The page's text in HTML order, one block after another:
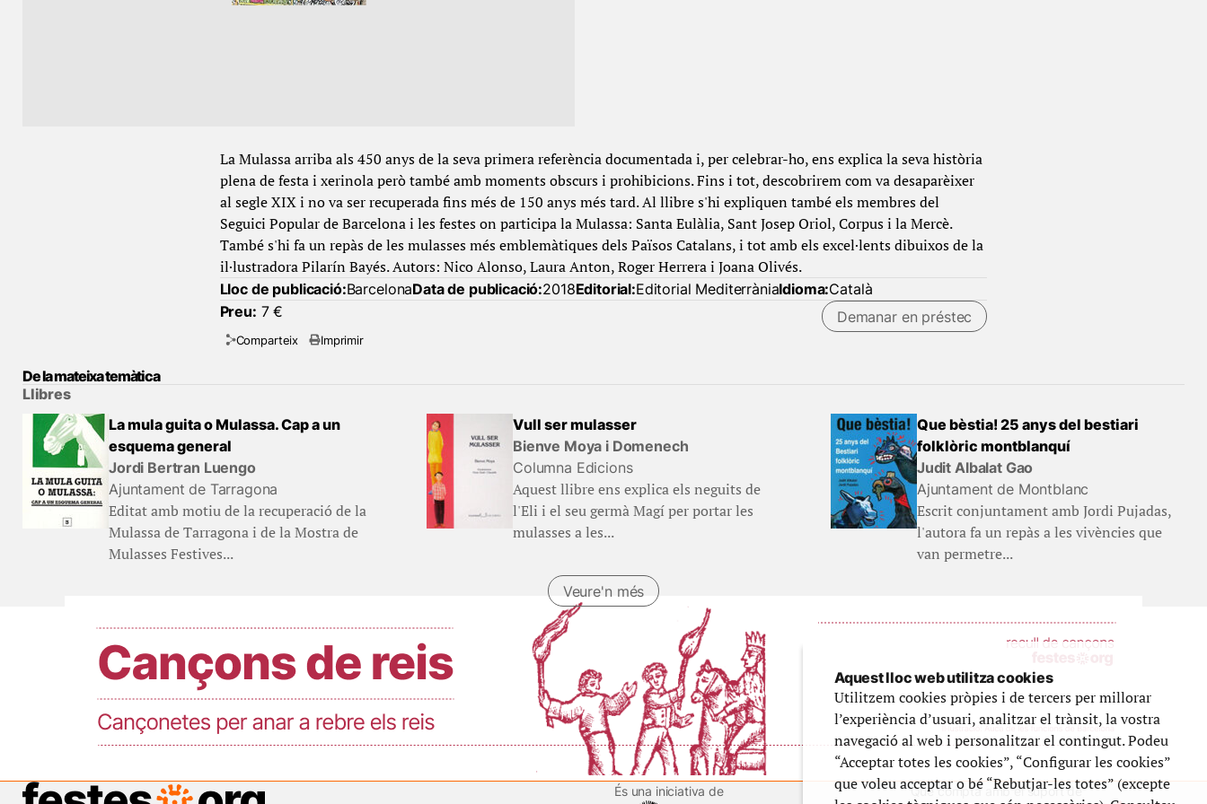
La Mulassa arriba als 450 anys de la seva primera referència documentada i, per celebrar-ho, ens explica la seva història
plena de festa i xerinola però també amb moments obscurs i prohibicions. Fins i tot, descobrirem com va desaparèixer
al segle XIX i no va ser recuperada fins més de 150 anys més tard. Al llibre s'hi expliquen també els membres del
Seguici Popular de Barcelona i les festes on participa la Mulassa: Santa Eulàlia, Sant Josep Oriol, Corpus i la Mercè.
També s'hi fa un repàs de les mulasses més emblemàtiques dels Països Catalans, i tot amb els excel·lents dibuixos de la
il·lustradora Pilarín Bayés. Autors: Nico Alonso, Laura Anton, Roger Herrera i Joana Olivés.
Lloc de publicació:BarcelonaData de publicació:2018Editorial:Editorial MediterràniaIdioma:Català
Preu: 7 € Demanar en préstec
Comparteix Imprimir
De la mateixa temàtica
Llibres
La mula guita o Mulassa. Cap a un
esquema general
Jordi Bertran Luengo
Ajuntament de Tarragona
Editat amb motiu de la recuperació de la
Mulassa de Tarragona i de la Mostra de
Mulasses Festives...
Vull ser mulasser
Bienve Moya i Domenech
Columna Edicions
Aquest llibre ens explica els neguits de
l'Eli i el seu germà Magí per portar les
mulasses a les...
Que bèstia! 25 anys del bestiari
folklòric montblanquí
Judit Albalat Gao
Ajuntament de Montblanc
Escrit conjuntament amb Jordi Pujadas,
l'autora fa un repàs a les vivències que
van permetre...
Veure'n més
És una iniciativa de Que compta amb el suport de
Aquest lloc web utilitza cookies
Utilitzem cookies pròpies i de tercers per millorar
l’experiència d’usuari, analitzar el trànsit, la vostra
navegació al web i personalitzar el contingut. Podeu
“Acceptar totes les cookies”, “Configurar les cookies”
que voleu acceptar o bé “Rebutjar-les totes” (excepte